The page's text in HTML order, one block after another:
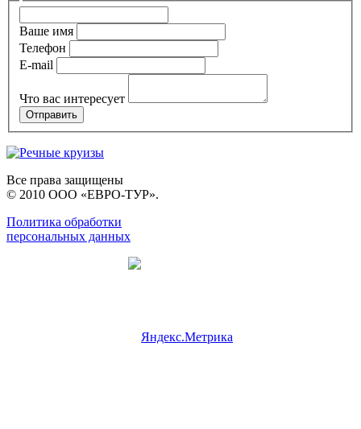
Ваше имя
Телефон
E-mail
Что вас интересует
Все права защищены
© 2010 ООО «ЕВРО-ТУР».
Политика обработки
персональных данных